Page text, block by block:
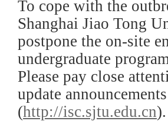
To cope with the
Shanghai Jiao Tong
postpone the on-site
undergraduate
Please pay close
update
(http://isc.sjtu.edu.cn).